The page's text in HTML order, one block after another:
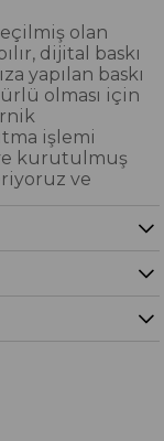
olan
dijital baskı
yapılan baskı
olması için
işlemi
kurutulmuş
ve
spatula
kısmi